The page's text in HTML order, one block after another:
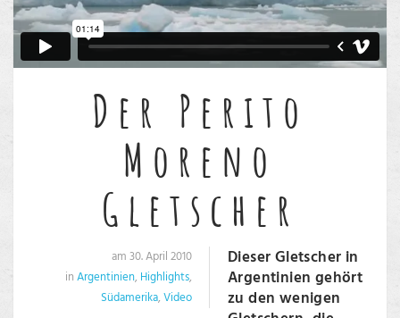
Der Perito
Moreno
Gletscher
am 30. April 2010
inArgentinien, Highlights,
Südamerika,Video
Dieser Gletscher in
Argentinien gehört
zu den wenigen